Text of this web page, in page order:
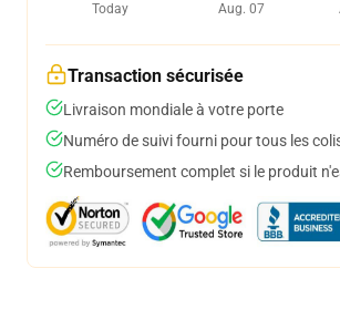
Today
Aug. 07
Transaction sécurisée
Livraison mondiale à votre porte
Numéro de suivi fourni pour tous les
Remboursement complet si le produit